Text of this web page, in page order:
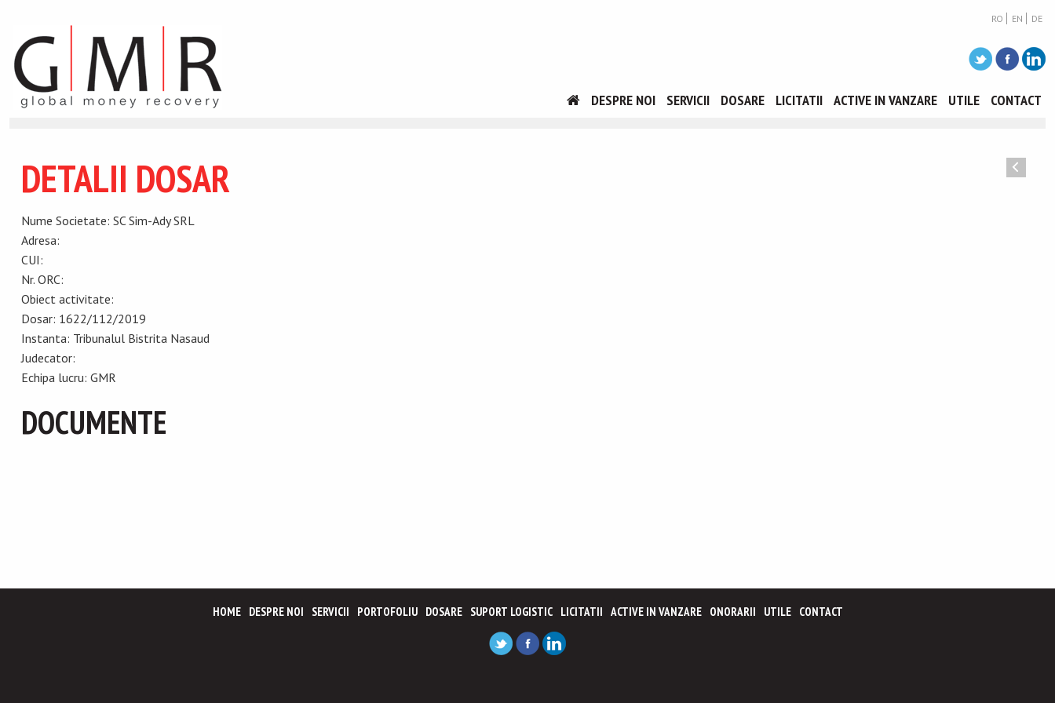
RO EN DE
DESPRE NOI SERVICII DOSARE LICITATII ACTIVE IN VANZARE UTILE CONTACT
DETALII DOSAR
Nume Societate: SC Sim-Ady SRL
Adresa:
CUI:
Nr. ORC:
Obiect activitate:
Dosar: 1622/112/2019
Instanta: Tribunalul Bistrita Nasaud
Judecator:
Echipa lucru: GMR
DOCUMENTE
HOME DESPRE NOI SERVICII PORTOFOLIU DOSARE SUPORT LOGISTIC LICITATII ACTIVE IN VANZARE ONORARII UTILE CONTACT